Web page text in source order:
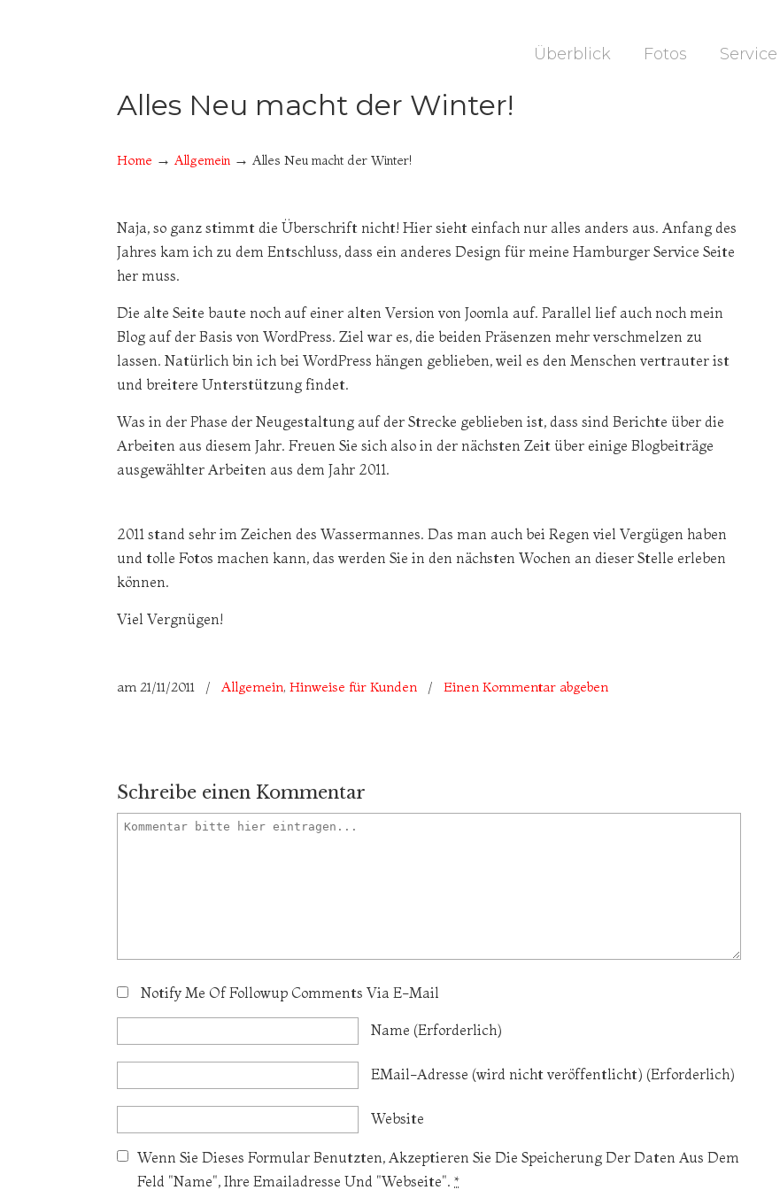
Überblick Fotos Service
Alles Neu macht der Winter!
Home → Allgemein → Alles Neu macht der Winter!
Naja, so ganz stimmt die Überschrift nicht! Hier sieht einfach nur alles anders aus. Anfang des
Jahres kam ich zu dem Entschluss, dass ein anderes Design für meine Hamburger Service Seite
her muss.
Die alte Seite baute noch auf einer alten Version von Joomla auf. Parallel lief auch noch mein
Blog auf der Basis von WordPress. Ziel war es, die beiden Präsenzen mehr verschmelzen zu
lassen. Natürlich bin ich bei WordPress hängen geblieben, weil es den Menschen vertrauter ist
und breitere Unterstützung findet.
Was in der Phase der Neugestaltung auf der Strecke geblieben ist, dass sind Berichte über die
Arbeiten aus diesem Jahr. Freuen Sie sich also in der nächsten Zeit über einige Blogbeiträge
ausgewählter Arbeiten aus dem Jahr 2011.
2011 stand sehr im Zeichen des Wassermannes. Das man auch bei Regen viel Vergügen haben
und tolle Fotos machen kann, das werden Sie in den nächsten Wochen an dieser Stelle erleben
können.
Viel Vergnügen!
am 21/11/2011 / Allgemein, Hinweise für Kunden / Einen Kommentar abgeben
Schreibe einen Kommentar
Notify Me Of Followup Comments Via E-Mail
Name (erforderlich)
EMail-Adresse (wird nicht veröffentlicht) (erforderlich)
Website
Wenn Sie Dieses Formular Benutzten, Akzeptieren Sie Die Speicherung Der Daten Aus Dem
Feld "Name", Ihre Emailadresse Und "Webseite". *